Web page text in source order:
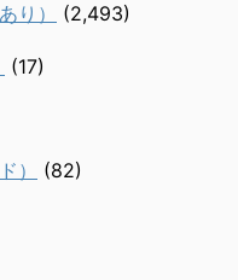
り）
(2,493)
(17)
）
(82)